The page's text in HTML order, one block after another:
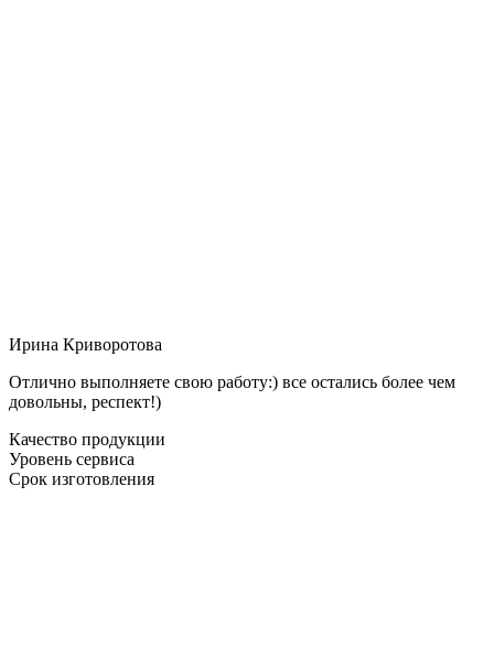
Ирина Криворотова
Отлично выполняете свою работу:) все остались более чем
довольны, респект!)
Качество продукции
Уровень сервиса
Срок изготовления